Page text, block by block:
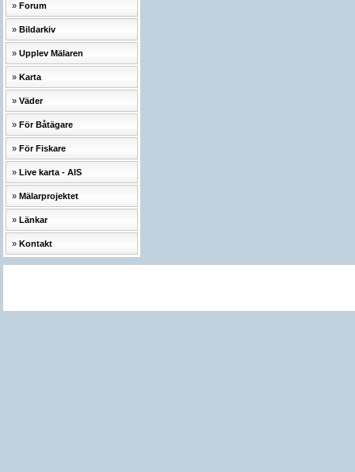
Forum
Bildarkiv
Upplev Mälaren
Karta
Väder
För Båtägare
För Fiskare
Live karta - AIS
Mälarprojektet
Länkar
Kontakt